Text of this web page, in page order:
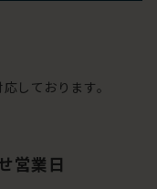
しております。
営業日